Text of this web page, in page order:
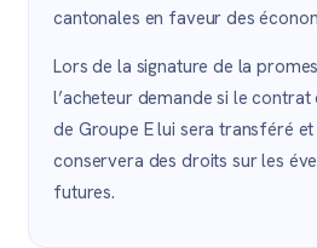
cantonales en faveur des
Lors de la signature de la
l’acheteur demande si le
de Groupe E lui sera transféré
conservera des droits sur les
futures.